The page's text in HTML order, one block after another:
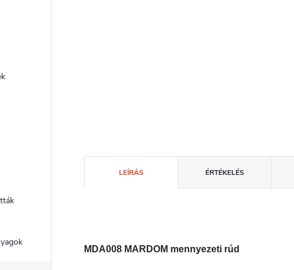
LEÍRÁS ÉRTÉKELÉS
MDA008 MARDOM mennyezeti rúd